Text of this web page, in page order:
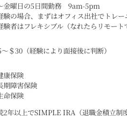
金曜日の5日間勤務 9am-5pm
験の場合、まずはオフィス出社でトレ
者はフレキシブル（なれたらリモート
＄30（経験により面接後に判断）
康保険
期障害保険
命保険
2年以上でSIMPLE IRA（退職金積立制